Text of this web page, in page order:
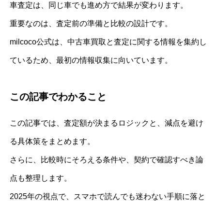
車査定は、同じ車でも進め方で結果が変わります。
重要なのは、査定前の準備と比較の設計です。
milcoco公式は、中古車買取と査定に関する情報を集約し
ているため、最初の情報収集に向いています。
この記事でわかること
この記事では、査定額が決まるロジックと、減点を避け
る具体策をまとめます。
さらに、比較時にそろえる条件や、契約で確認すべき論
点も整理します。
2025年の視点で、スマホで読んでも迷わない手順に落と